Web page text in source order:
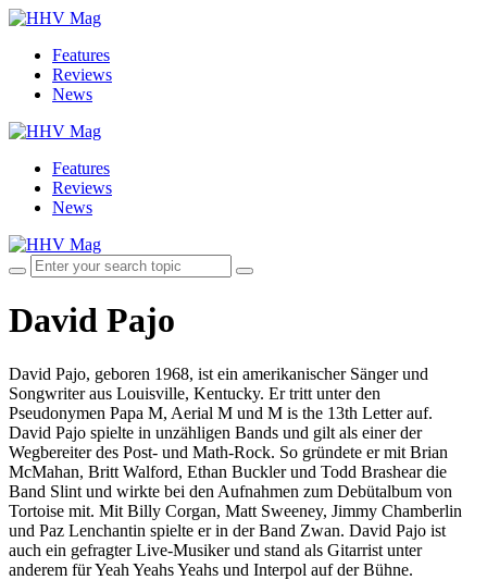
Features
Reviews
News
Features
Reviews
News
David Pajo
David Pajo, geboren 1968, ist ein amerikanischer Sänger und
Songwriter aus Louisville, Kentucky. Er tritt unter den
Pseudonymen Papa M, Aerial M und M is the 13th Letter auf.
David Pajo spielte in unzähligen Bands und gilt als einer der
Wegbereiter des Post- und Math-Rock. So gründete er mit Brian
McMahan, Britt Walford, Ethan Buckler und Todd Brashear die
Band Slint und wirkte bei den Aufnahmen zum Debütalbum von
Tortoise mit. Mit Billy Corgan, Matt Sweeney, Jimmy Chamberlin
und Paz Lenchantin spielte er in der Band Zwan. David Pajo ist
auch ein gefragter Live-Musiker und stand als Gitarrist unter
anderem für Yeah Yeahs Yeahs und Interpol auf der Bühne.